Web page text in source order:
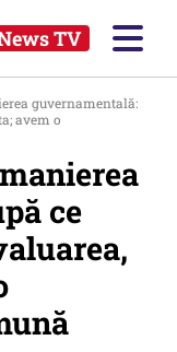
TV
guvernamentală:
avem o
ce